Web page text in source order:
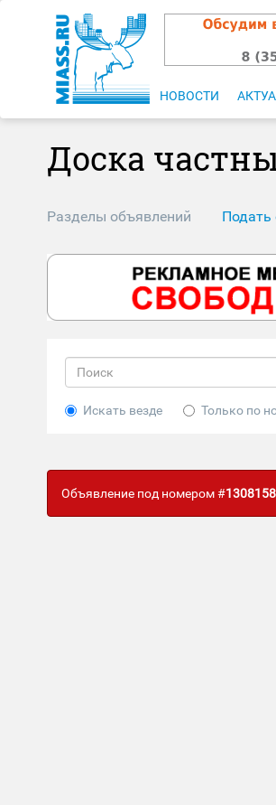
НОВОСТИ
Доска
Разделы объявлений Подать
Искать везде Только по
Объявление под номером #1308158